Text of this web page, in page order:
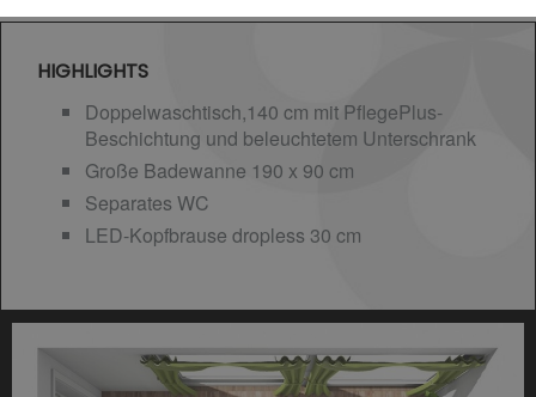
HIGHLIGHTS
Doppelwaschtisch,140 cm mit PflegePlus-
Beschichtung und beleuchtetem Unterschrank
Große Badewanne 190 x 90 cm
Separates WC
LED-Kopfbrause dropless 30 cm